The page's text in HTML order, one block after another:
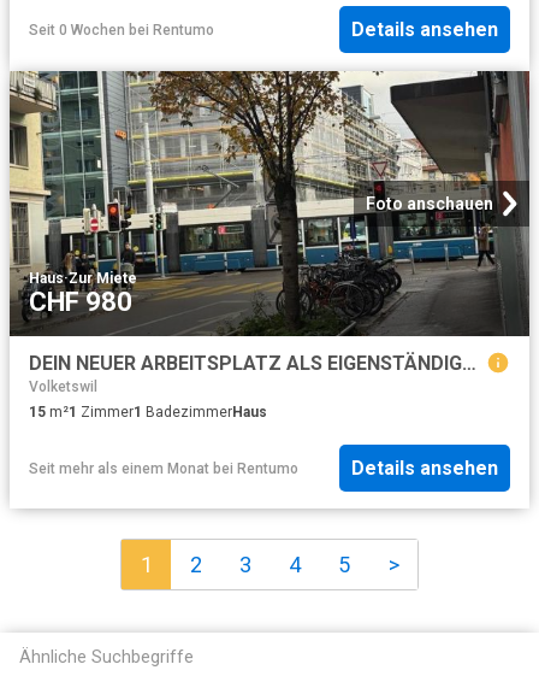
Seit 0 Wochen bei Rentumo Details ansehen
Foto anschauen
Haus·Zur Miete
CHF 980
DEIN NEUER ARBEITSPLATZ ALS EIGENSTÄNDIGE/R HAIRDRESSER
Volketswil
15 m²1 Zimmer1 BadezimmerHaus
Seit mehr als einem Monat bei Rentumo Details ansehen
1 2 3 4 5 >
Ähnliche Suchbegriffe